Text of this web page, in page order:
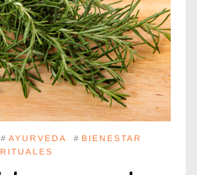
# AYURVEDA # BIENESTAR
RITUALES